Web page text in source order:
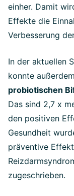
einher. Damit
Effekte die
Verbesserung
In der aktuellen
konnte
probiotischen
Das sind 2,7 x
den positiven
Gesundheit
präventive
zugeschrieben.